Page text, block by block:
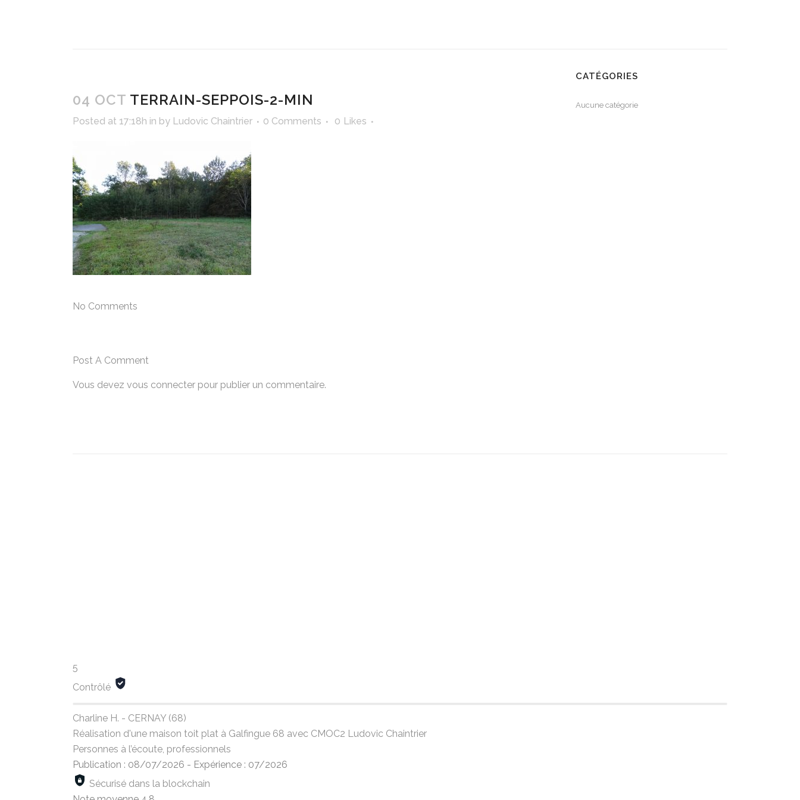
04 OCT TERRAIN-SEPPOIS-2-MIN
Posted at 17:18h in by Ludovic Chaintrier 0 Comments 0 Likes
No Comments
Post A Comment
Vous devez vous connecter pour publier un commentaire.
CATÉGORIES
Aucune catégorie
5
Contrôlé
Charline H. - CERNAY (68)
Réalisation d'une maison toit plat à Galfingue 68 avec CMOC2 Ludovic Chaintrier
Personnes à l’écoute, professionnels
Publication : 08/07/2026 - Expérience : 07/2026
Sécurisé dans la blockchain